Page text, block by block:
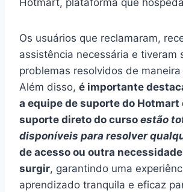
Hotmart, plataforma que
Os usuários que reclamaram,
assistência necessária e tiveram
problemas resolvidos de
Além disso, é importante
a equipe de suporte do Hotmart
suporte direto do curso estão
disponíveis para resolver
de acesso ou outra
surgir, garantindo uma
aprendizado tranquila e eficaz